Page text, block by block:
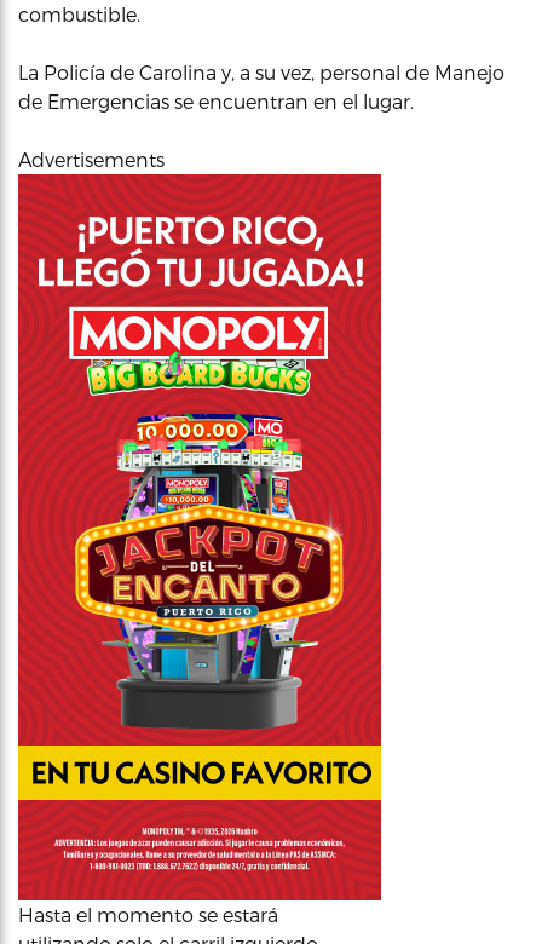
combustible.
La Policía de Carolina y, a su vez, personal de Manejo
de Emergencias se encuentran en el lugar.
Advertisements
Hasta el momento se estará